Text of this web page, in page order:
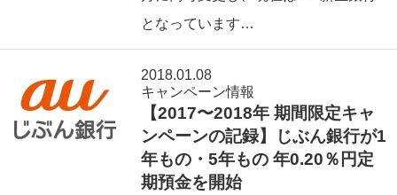
となっています…
2018.01.08
キャンペーン情報
【2017〜2018年 期間限定キャ
ンペーンの記録】じぶん銀行が1
年もの・5年もの 年0.20％円定
期預金を開始